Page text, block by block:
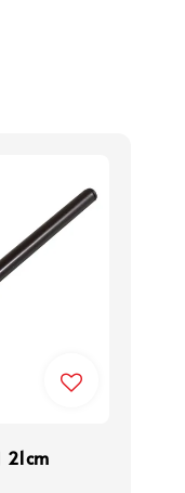
21cm